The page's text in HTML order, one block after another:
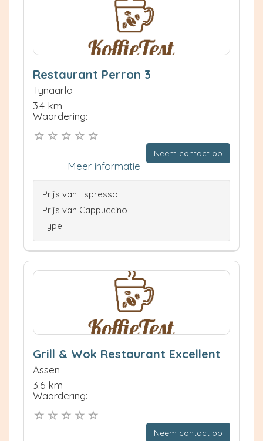
Restaurant Perron 3
Tynaarlo
3.4 km
Waardering:
Neem contact op
Meer informatie
Prijs van Espresso
Prijs van Cappuccino
Type
Grill & Wok Restaurant Excellent
Assen
3.6 km
Waardering:
Neem contact op